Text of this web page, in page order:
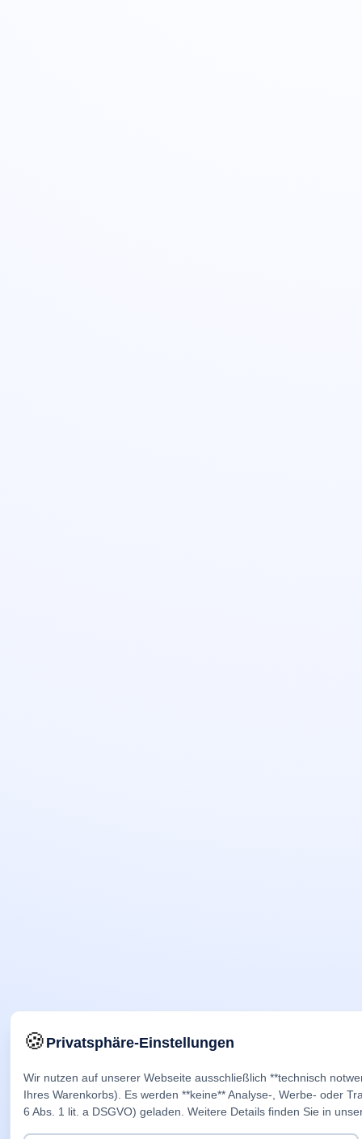
🍪Privatsphäre-Einstellungen
Wir nutzen auf unserer Webseite ausschließlich **technisch
Ihres Warenkorbs). Es werden **keine** Analyse-, Werbe- oder
6 Abs. 1 lit. a DSGVO) geladen. Weitere Details finden Sie in